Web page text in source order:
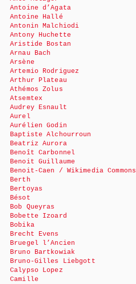
Antoine d’Agata
Antoine Hallé
Antonin Malchiodi
Antony Huchette
Aristide Bostan
Arnau Bach
Arsène
Artemio Rodriguez
Arthur Plateau
Athémos Zolus
Atsemtex
Audrey Esnault
Aurel
Aurélien Godin
Baptiste Alchourroun
Beatriz Aurora
Benoît Carbonnel
Benoit Guillaume
Benoit-Caen / Wikimedia Commons
Berth
Bertoyas
Bésot
Bob Queyras
Bobette Izoard
Bobika
Brecht Evens
Bruegel l’Ancien
Bruno Bartkowiak
Bruno-Gilles Liebgott
Calypso Lopez
Camille